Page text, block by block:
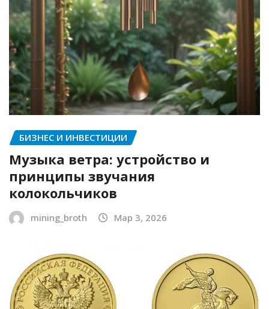
БИЗНЕС И ИНВЕСТИЦИИ
Музыка ветра: устройство и
принципы звучания
колокольчиков
mining_broth Мар 3, 2026